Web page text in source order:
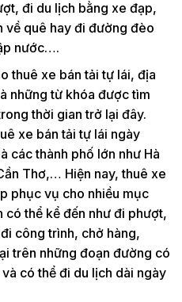
đi du lịch bằng xe đạp,
về quê hay đi đường đèo
nước….
thuê xe bán tải tự lái, địa
những từ khóa được tìm
thời gian trở lại đây.
xe bán tải tự lái ngày
các thành phố lớn như Hà
Thơ,… Hiện nay, thuê xe
phục vụ cho nhiều mục
có thể kể đến như đi phượt,
công trình, chở hàng,
trên những đoạn đường có
có thể đi du lịch dài ngày